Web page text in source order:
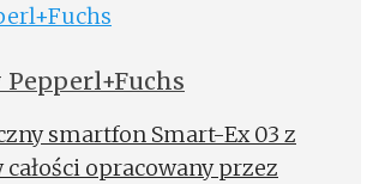
transportowej.
smartfon Smart-Ex 03 z
opracowany przez